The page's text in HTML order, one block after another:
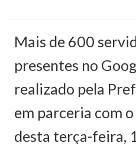
Mais de 600
presentes no
realizado pela
em parceria com
desta terça-feira,